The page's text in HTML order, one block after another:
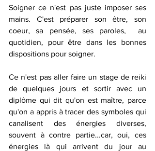
Soigner ce n'est pas juste imposer ses
mains. C'est préparer son être, son
coeur, sa pensée, ses paroles,  au
quotidien, pour être dans les bonnes
dispositions pour soigner.
Ce n'est pas aller faire un stage de reiki
de quelques jours et sortir avec un
diplôme qui dit qu'on est maître, parce
qu'on a appris à tracer des symboles qui
canalisent des énergies diverses,
souvent à contre partie...car, oui, ces
énergies là qui arrivent du jour au